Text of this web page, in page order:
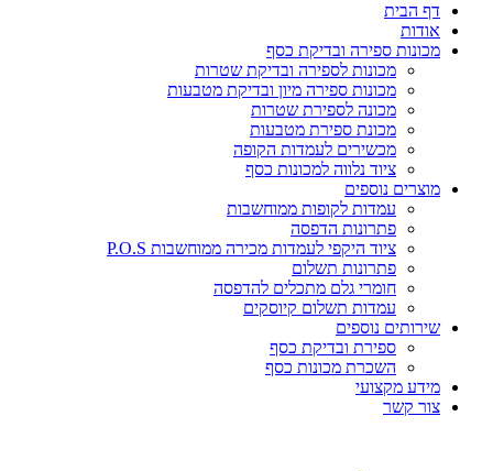
דף הבית
אודות
מכונות ספירה ובדיקת כסף
מכונות לספירה ובדיקת שטרות
מכונות ספירה מיון ובדיקת מטבעות
מכונה לספירת שטרות
מכונת ספירת מטבעות
מכשירים לעמדות הקופה
ציוד נלווה למכונות כסף
מוצרים נוספים
עמדות לקופות ממוחשבות
פתרונות הדפסה
ציוד היקפי לעמדות מכירה ממוחשבות P.O.S
פתרונות תשלום
חומרי גלם מתכלים להדפסה
עמדות תשלום קיוסקים
שירותים נוספים
ספירת ובדיקת כסף
השכרת מכונות כסף
מידע מקצועי
צור קשר